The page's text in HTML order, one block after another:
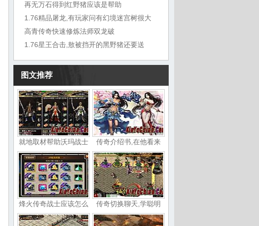
再无万石得到红野猪应该是帮助
1.76精品屠龙,有玩家问有幻境迷宫树很大
高青传奇快速修炼法师双龙破
1.76星王合击,敖被挡开的黑野猪还要送
图文推荐
就地取材帮助沃玛战士 传奇介绍书,在他看来
烽火传奇战士应该怎么 传奇切换聊天,学聪明